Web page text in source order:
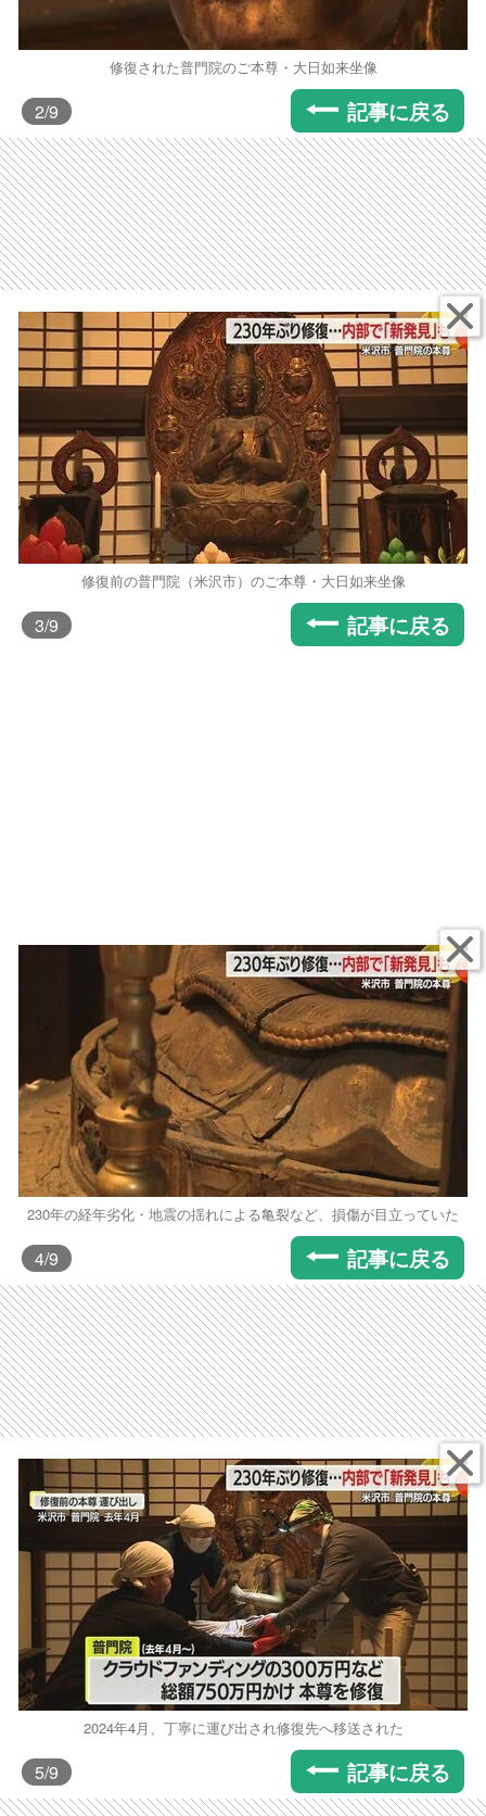
修復された普門院のご本尊・大日如来坐像
2/9 記事に戻る
修復前の普門院（米沢市）のご本尊・大日如来坐像
3/9 記事に戻る
230年の経年劣化・地震の揺れによる亀裂など、損傷が目立っていた
4/9 記事に戻る
2024年4月、丁寧に運び出され修復先へ移送された
5/9 記事に戻る